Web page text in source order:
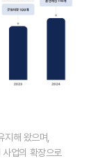
지해 왔으며,
업의 확장으로